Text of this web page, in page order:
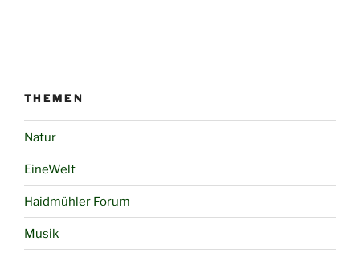
THEMEN
Natur
EineWelt
Haidmühler Forum
Musik